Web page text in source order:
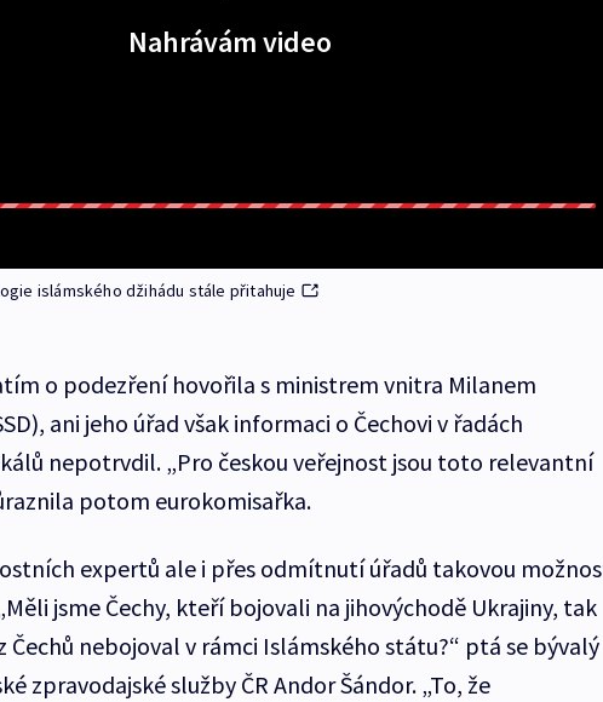
Nahrávám video
islámského džihádu stále přitahuje
o podezření hovořila s ministrem vnitra Milanem
ani jeho úřad však informaci o Čechovi v řadách
nepotrvdil. „Pro českou veřejnost jsou toto relevantní
potom eurokomisařka.
expertů ale i přes odmítnutí úřadů takovou
jsme Čechy, kteří bojovali na jihovýchodě Ukrajiny, tak
Čechů nebojoval v rámci Islámského státu?“ ptá se bývalý
zpravodajské služby ČR Andor Šándor. „To, že